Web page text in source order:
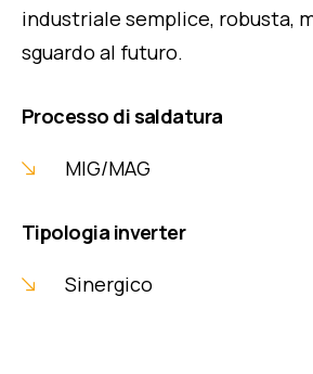
industriale semplice, robusta,
sguardo al futuro.
Processo di saldatura
MIG/MAG
Tipologia inverter
Sinergico